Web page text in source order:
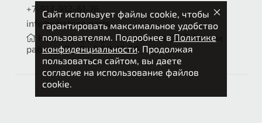
+7-913-912-61-76
info@whatson.parts
Новосибирск, ул. Петухова 4/3А
Режим
работы: Пн-Пт 9.00-18.00
Сайт использует файлы cookie, чтобы
гарантировать максимальное удобство
пользователям. Подробнее в Политике
конфиденциальности. Продолжая
пользоваться сайтом, вы даете
согласие на использование файлов
cookie.